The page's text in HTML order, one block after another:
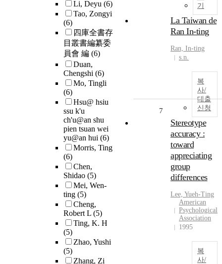
Li, Deyu (6)
Tao, Zongyi
(6)
四庫全書存
目叢書編纂委
員會 編 (6)
Duan,
Chengshi (6)
Mo, Tingli
(6)
Hsu@ hsiu
ssu k'u
ch'u@an shu
pien tsuan wei
yu@an hui (6)
Morris, Ting
(6)
Chen,
Shidao (5)
Mei, Wen-
ting (5)
Cheng,
Robert L (5)
Ting, K. H
(5)
Zhao, Yushi
(5)
Zhang, Zi
기
La Taiwan de
Ran In-ting
Ran, In-ting
s.n.
복
사/
대출
신청
7
Stereotype
accuracy :
toward
appreciating
group
differences
Lee, Yueh-Ting
American
Psychological
Association
1995
복
사/